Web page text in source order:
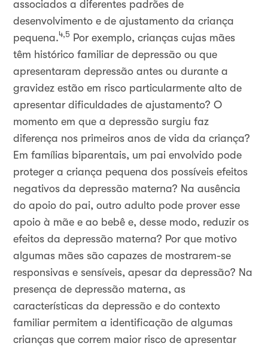
associados a diferentes padrões de
desenvolvimento e de ajustamento da criança
pequena.4,5 Por exemplo, crianças cujas mães
têm histórico familiar de depressão ou que
apresentaram depressão antes ou durante a
gravidez estão em risco particularmente alto de
apresentar dificuldades de ajustamento? O
momento em que a depressão surgiu faz
diferença nos primeiros anos de vida da criança?
Em famílias biparentais, um pai envolvido pode
proteger a criança pequena dos possíveis efeitos
negativos da depressão materna? Na ausência
do apoio do pai, outro adulto pode prover esse
apoio à mãe e ao bebê e, desse modo, reduzir os
efeitos da depressão materna? Por que motivo
algumas mães são capazes de mostrarem-se
responsivas e sensíveis, apesar da depressão? Na
presença de depressão materna, as
características da depressão e do contexto
familiar permitem a identificação de algumas
crianças que correm maior risco de apresentar